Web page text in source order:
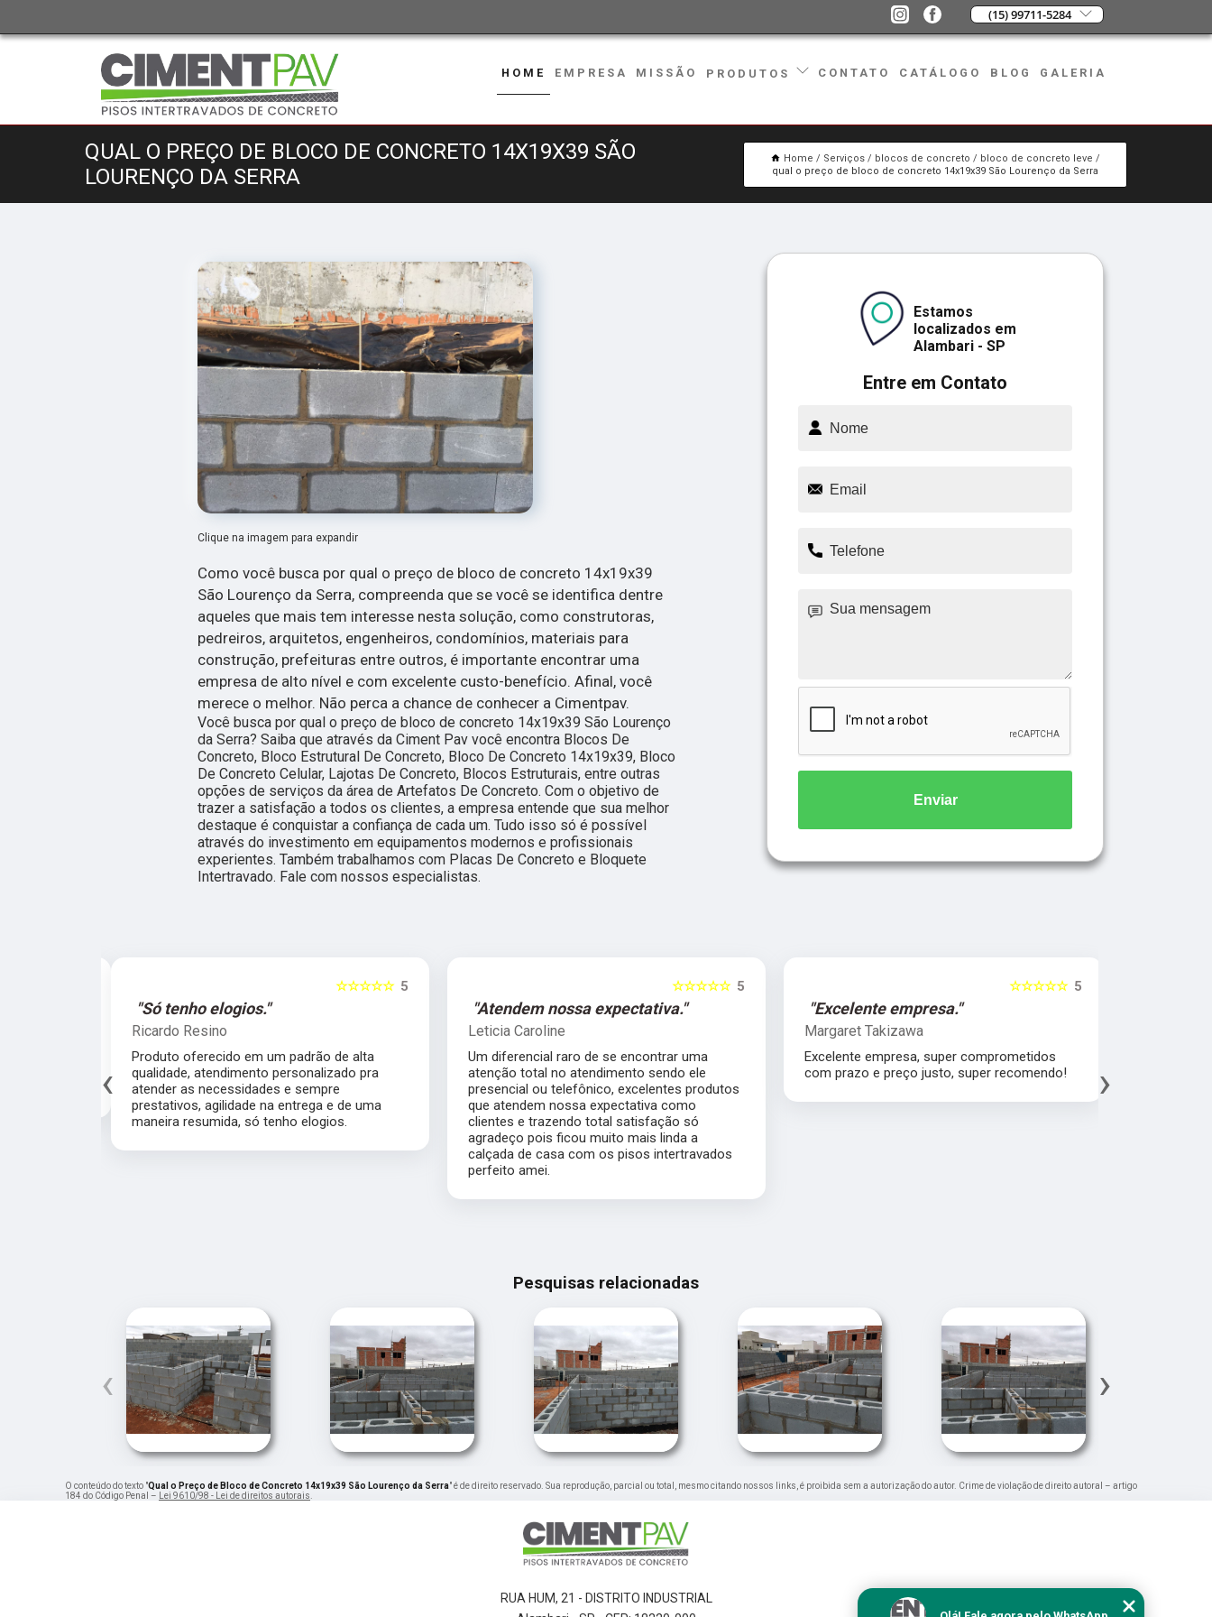
(15) 99711-5284
HOME EMPRESA MISSÃO PRODUTOS CONTATO CATÁLOGO BLOG GALERIA
QUAL O PREÇO DE BLOCO DE CONCRETO 14X19X39 SÃO
LOURENÇO DA SERRA
Home Serviços blocos de concreto
bloco de concreto leve
qual o preço de bloco de concreto 14x19x39 São Lourenço da Serra
Clique na imagem para expandir
Como você busca por qual o preço de bloco de concreto 14x19x39
São Lourenço da Serra, compreenda que se você se identifica dentre
aqueles que mais tem interesse nesta solução, como construtoras,
pedreiros, arquitetos, engenheiros, condomínios, materiais para
construção, prefeituras entre outros, é importante encontrar uma
empresa de alto nível e com excelente custo-benefício. Afinal, você
merece o melhor. Não perca a chance de conhecer a Cimentpav.
Você busca por qual o preço de bloco de concreto 14x19x39 São Lourenço
da Serra? Saiba que através da Ciment Pav você encontra Blocos De
Concreto, Bloco Estrutural De Concreto, Bloco De Concreto 14x19x39, Bloco
De Concreto Celular, Lajotas De Concreto, Blocos Estruturais, entre outras
opções de serviços da área de Artefatos De Concreto. Com o objetivo de
trazer a satisfação a todos os clientes, a empresa entende que sua melhor
destaque é conquistar a confiança de cada um. Tudo isso só é possível
através do investimento em equipamentos modernos e profissionais
experientes. Também trabalhamos com Placas De Concreto e Bloquete
Intertravado. Fale com nossos especialistas.
Entre em Contato
Estamos
localizados em
Alambari - SP
Enviar
5
☆☆☆☆☆
"Só tenho elogios."
Ricardo Resino
Produto oferecido em um padrão de alta
qualidade, atendimento personalizado pra
atender as necessidades e sempre
prestativos, agilidade na entrega e de uma
maneira resumida, só tenho elogios.
5
☆☆☆☆☆
"Atendem nossa expectativa."
Leticia Caroline
Um diferencial raro de se encontrar uma
atenção total no atendimento sendo ele
presencial ou telefônico, excelentes produtos
que atendem nossa expectativa como
clientes e trazendo total satisfação só
agradeço pois ficou muito mais linda a
calçada de casa com os pisos intertravados
perfeito amei.
5
☆☆☆☆☆
"Excelente empresa."
Margaret Takizawa
Excelente empresa, super comprometidos
com prazo e preço justo, super recomendo!
‹ ›
Pesquisas relacionadas
‹ ›
O conteúdo do texto "Qual o Preço de Bloco de Concreto 14x19x39 São Lourenço da Serra" é de direito reservado. Sua reprodução, parcial ou total, mesmo citando nossos links, é proibida sem a autorização do autor. Crime de violação de direito autoral – artigo
184 do Código Penal –
Lei 9610/98 - Lei de direitos autorais
RUA HUM, 21 - DISTRITO INDUSTRIAL